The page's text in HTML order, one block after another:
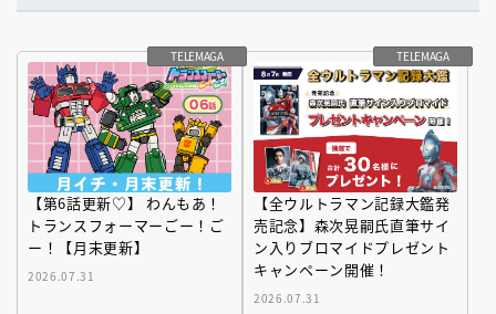
TELEMAGA
【第6話更新♡】 わんもあ！
トランスフォーマーごー！ご
ー！【月末更新】
2026.07.31
TELEMAGA
【全ウルトラマン記録大鑑発
売記念】森次晃嗣氏直筆サイ
ン入りブロマイドプレゼント
キャンペーン開催！
2026.07.31